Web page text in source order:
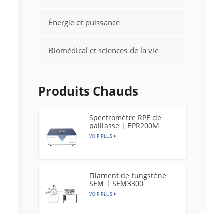
Énergie et puissance
Biomédical et sciences de la vie
Produits Chauds
Spectromètre RPE de
paillasse | EPR200M
VOIR PLUS
Filament de tungstène
SEM | SEM3300
VOIR PLUS